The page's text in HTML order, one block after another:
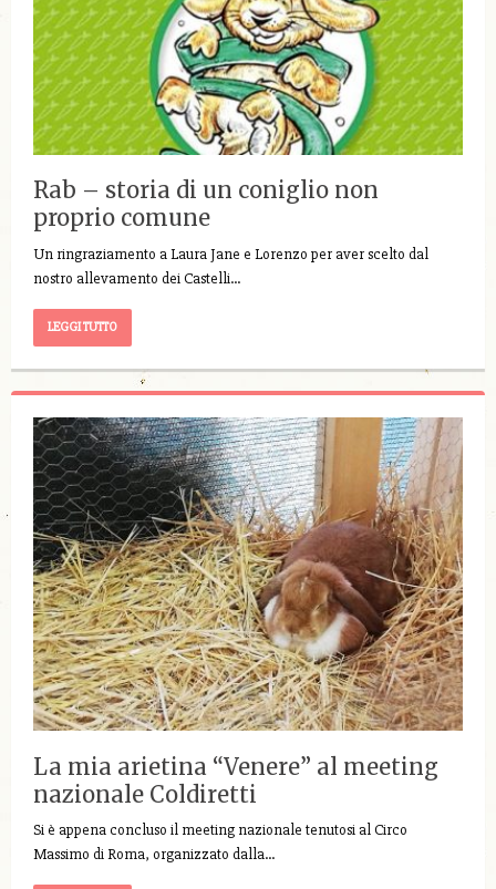
Rab – storia di un coniglio non
proprio comune
Un ringraziamento a Laura Jane e Lorenzo per aver scelto dal
nostro allevamento dei Castelli…
LEGGI TUTTO
La mia arietina “Venere” al meeting
nazionale Coldiretti
Si è appena concluso il meeting nazionale tenutosi al Circo
Massimo di Roma, organizzato dalla…